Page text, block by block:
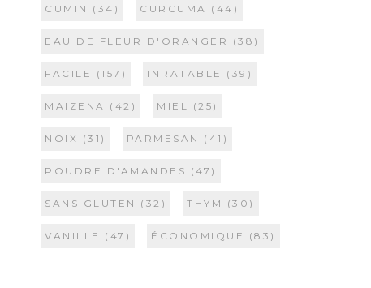
CUMIN (34) CURCUMA (44)
EAU DE FLEUR D'ORANGER (38)
FACILE (157) INRATABLE (39)
MAIZENA (42) MIEL (25)
NOIX (31) PARMESAN (41)
POUDRE D'AMANDES (47)
SANS GLUTEN (32) THYM (30)
VANILLE (47) ÉCONOMIQUE (83)